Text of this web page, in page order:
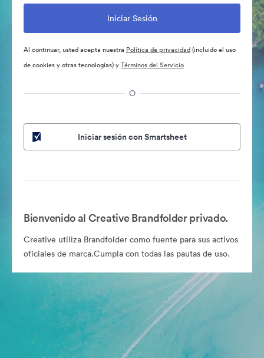
Al continuar, usted acepta nuestra Política de privacidad(incluido el uso
de cookies y otras tecnologías) yTérminos del Servicio
O
Iniciar sesión con Smartsheet
Bienvenido al Creative Brandfolder privado.
Creative utiliza Brandfolder como fuente para sus activos
oficiales de marca.Cumpla con todas las pautas de uso.